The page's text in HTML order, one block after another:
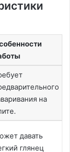
на
давать
глянец